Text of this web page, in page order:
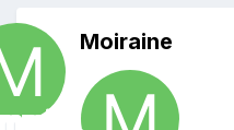
Moiraine